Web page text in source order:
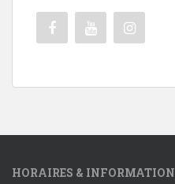
HORAIRES & INFORMATION